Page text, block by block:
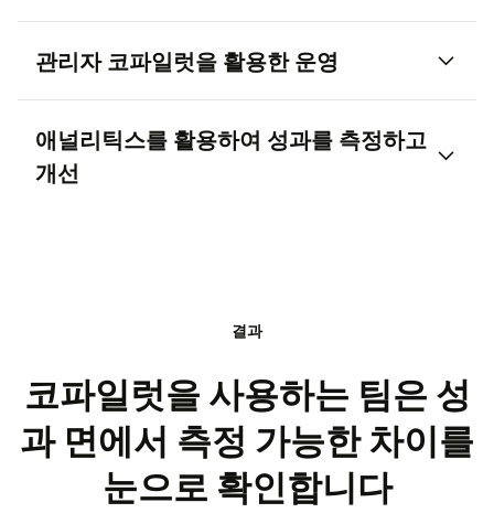
관리자 코파일럿을 활용한 운영
애널리틱스를 활용하여 성과를 측정하고
개선
결과
코파일럿을 사용하는 팀은 성
과 면에서 측정 가능한 차이를
눈으로 확인합니다